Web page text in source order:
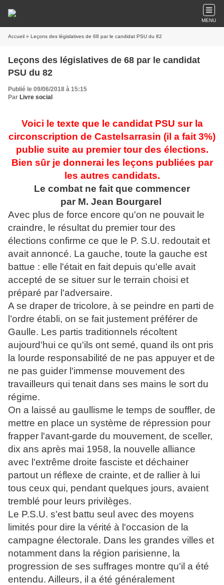
MENU
Accueil » Leçons des législatives de 68 par le candidat PSU du 82
Leçons des législatives de 68 par le candidat
PSU du 82
Publié le 09/06/2018 à 15:15
Par Livre social
Voici le texte que le candidat PSU sur la
circonscription de Castelsarrasin (il a fait 3%)
publie suite au premier tour des élections.
Bien sûr je donnerai les leçons publiées par
les autres candidats.
Le combat ne fait que commencer
par M. Jean Bourgarel
Avec plus de force encore qu'on ne pouvait le
craindre, le résultat du premier tour des
élections confirme ce que le P. S.U. redoutait et
avait annoncé. La gauche, toute la gauche est
battue : elle l'était en fait depuis qu'elle avait
accepté de se situer sur le terrain choisi et
préparé par l'adversaire.
A se draper de tricolore, à se peindre en parti de
l’ordre établi, on se fait justement préférer de
Gaulle. Les partis traditionnels récoltent
aujourd'hui ce qu'ils ont semé, quand ils ont pris
la lourde responsabilité de ne pas appuyer et de
ne pas guider l'immense mouvement des
travailleurs qui tenait dans ses mains le sort du
régime.
On a laissé au gaullisme le temps de souffler, de
mettre en place un système de répression pour
frapper l'avant-garde du mouvement, de sceller,
dix ans après mai 1958, la nouvelle alliance
avec l'extrême droite fasciste et déchainer
partout un réflexe de crainte, et de rallier à lui
tous ceux qui, pendant quelques jours, avaient
tremblé pour leurs privilèges.
Le P.S.U. s'est battu seul avec des moyens
limités pour dire la vérité à l'occasion de la
campagne électorale. Dans les grandes villes et
notamment dans la région parisienne, la
progression de ses suffrages montre qu'il a été
entendu. Ailleurs, il a été généralement